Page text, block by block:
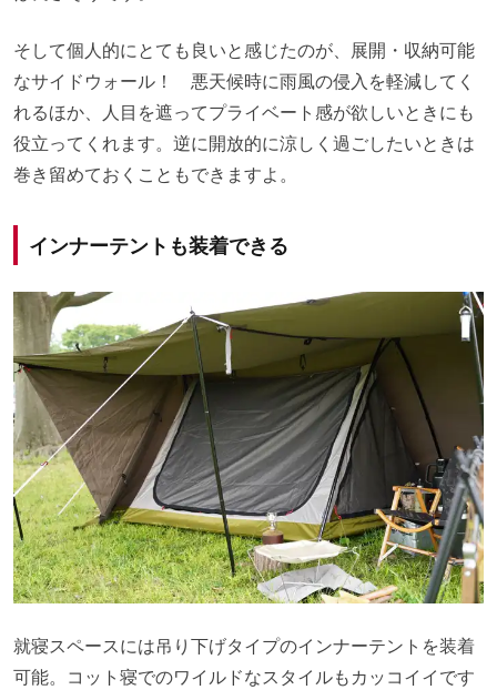
そして個人的にとても良いと感じたのが、展開・収納可能
なサイドウォール！ 悪天候時に雨風の侵入を軽減してく
れるほか、人目を遮ってプライベート感が欲しいときにも
役立ってくれます。逆に開放的に涼しく過ごしたいときは
巻き留めておくこともできますよ。
インナーテントも装着できる
就寝スペースには吊り下げタイプのインナーテントを装着
可能。コット寝でのワイルドなスタイルもカッコイイです